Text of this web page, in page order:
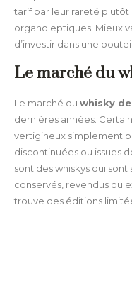
tarif par leur rareté plutôt
organoleptiques. Mieux
d’investir dans une
Le marché du
Le marché du whisky
dernières années.
vertigineux simplement
discontinuées ou issues
sont des whiskys qui
conservés, revendus ou
trouve des éditions